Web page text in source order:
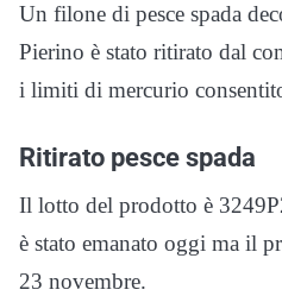
Un filone di pesce spada
Pierino è stato ritirato dal
i limiti di mercurio
Ritirato pesce spada
Il lotto del prodotto è
è stato emanato oggi ma il
23 novembre.